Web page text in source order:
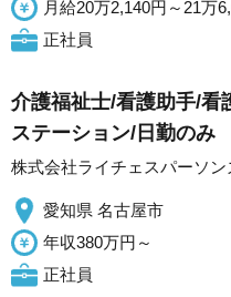
月給20万2,140円～21万
正社員
介護福祉士/看護助手/看
ステーション/日勤のみ
株式会社ライチェスパーソ
愛知県 名古屋市
年収380万円～
正社員